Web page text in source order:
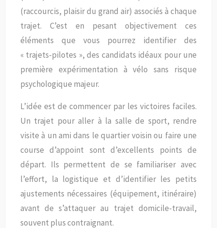
(raccourcis, plaisir du grand air) associés à chaque
trajet. C’est en pesant objectivement ces
éléments que vous pourrez identifier des
« trajets-pilotes », des candidats idéaux pour une
première expérimentation à vélo sans risque
psychologique majeur.
L’idée est de commencer par les victoires faciles.
Un trajet pour aller à la salle de sport, rendre
visite à un ami dans le quartier voisin ou faire une
course d’appoint sont d’excellents points de
départ. Ils permettent de se familiariser avec
l’effort, la logistique et d’identifier les petits
ajustements nécessaires (équipement, itinéraire)
avant de s’attaquer au trajet domicile-travail,
souvent plus contraignant.